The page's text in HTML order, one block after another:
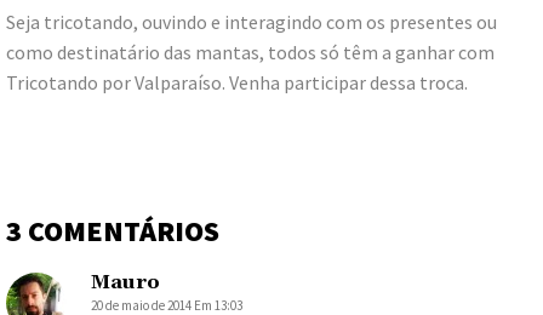
Seja tricotando, ouvindo e interagindo com os presentes ou
como destinatário das mantas, todos só têm a ganhar com
Tricotando por Valparaíso. Venha participar dessa troca.
3 COMENTÁRIOS
Mauro
20 de maio de 2014 Em 13:03